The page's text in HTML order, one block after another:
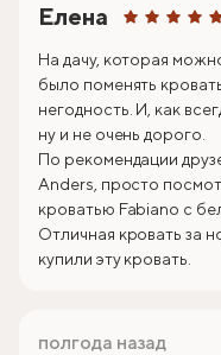
Елена
На дачу, которая
было поменять
негодность. И, как
ну и не очень дорого.
По рекомендации
Anders, просто
кроватью Fabiano с
Отличная кровать за
купили эту кровать.
полгода назад